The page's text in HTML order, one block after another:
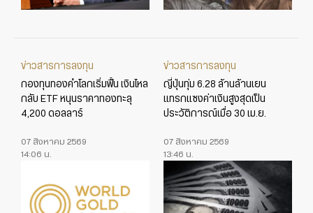
ข่าวสารการลงทุน
กองทุนทองคำโลกเริ่มฟื้น เงินไหล
กลับ ETF หนุนราคาทองทะลุ
4,200 ดอลลาร์
07 สิงหาคม 2569
14:06 น.
ข่าวสารการลงทุน
ญี่ปุ่นทุ่ม 6.28 ล้านล้านเยน
แทรกแซงค่าเงินสูงสุดเป็น
ประวัติการณ์เมื่อ 30 เม.ย.
07 สิงหาคม 2569
13:46 น.